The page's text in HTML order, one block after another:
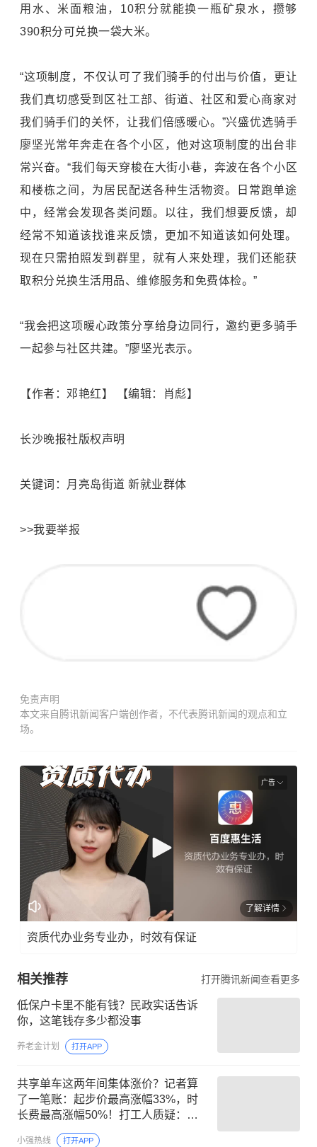
用水、米面粮油，10积分就能换一瓶矿泉水，攒够
390积分可兑换一袋大米。
“这项制度，不仅认可了我们骑手的付出与价值，更让
我们真切感受到区社工部、街道、社区和爱心商家对
我们骑手们的关怀，让我们倍感暖心。”兴盛优选骑手
廖坚光常年奔走在各个小区，他对这项制度的出台非
常兴奋。“我们每天穿梭在大街小巷，奔波在各个小区
和楼栋之间，为居民配送各种生活物资。日常跑单途
中，经常会发现各类问题。以往，我们想要反馈，却
经常不知道该找谁来反馈，更加不知道该如何处理。
现在只需拍照发到群里，就有人来处理，我们还能获
取积分兑换生活用品、维修服务和免费体检。”
“我会把这项暖心政策分享给身边同行，邀约更多骑手
一起参与社区共建。”廖坚光表示。
【作者：邓艳红】 【编辑：肖彪】
长沙晚报社版权声明
关键词：月亮岛街道 新就业群体
>>我要举报
免责声明
本文来自腾讯新闻客户端创作者，不代表腾讯新闻的观点和立
场。
广告
了解详情
资质代办业务专业办，时效有保证
相关推荐 打开腾讯新闻查看更多
低保户卡里不能有钱？民政实话告诉
你，这笔钱存多少都没事
养老金计划 打开APP
共享单车这两年间集体涨价？记者算
了一笔账：起步价最高涨幅33%，时
长费最高涨幅50%！打工人质疑：服
务怎么没有提升
小强热线 打开APP